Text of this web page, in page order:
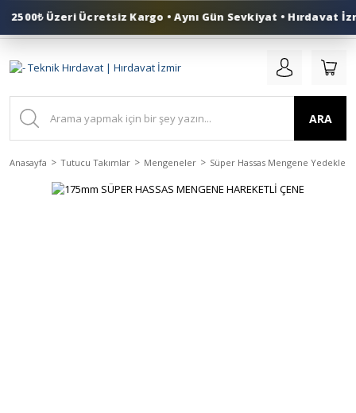
0 (553) 324 41 50
ARA
Anasayfa Tutucu Takımlar Mengeneler Süper Hassas Mengene Yedekleri
2500₺ Üzeri Ücretsiz Kargo • Aynı Gün Sevkiyat • Hırdavat